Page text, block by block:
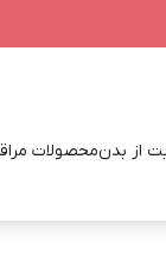
از بدنمحصولات